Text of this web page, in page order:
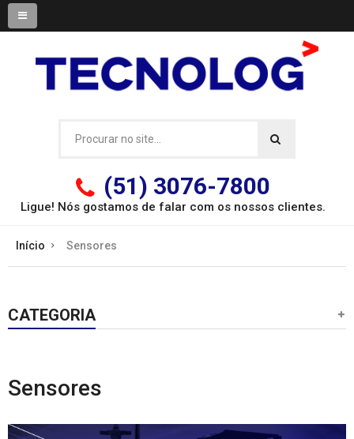
(51) 3076-7800
Ligue! Nós gostamos de falar com os nossos clientes.
Início Sensores
CATEGORIA
Sensores